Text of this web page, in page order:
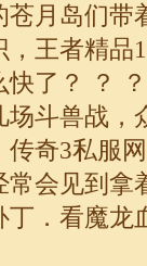
月岛们带
，王者精品
了？ ？
斗兽战，
奇3私服
会见到拿
丁．看魔龙